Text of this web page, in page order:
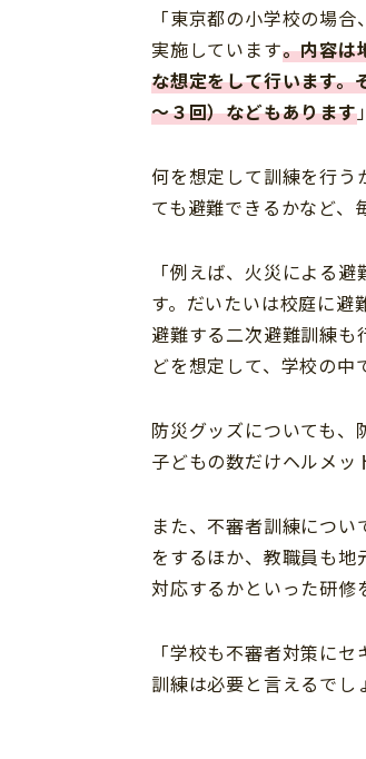
「東京都の小学校の場
実施しています。内容は
な想定をして行います。
～３回）などもあります
何を想定して訓練を行う
ても避難できるかなど、
「例えば、火災による
す。だいたいは校庭に避
避難する二次避難訓練も
どを想定して、学校の中
防災グッズについても、
子どもの数だけヘルメッ
また、不審者訓練につ
をするほか、教職員も地
対応するかといった研修
「学校も不審者対策に
訓練は必要と言えるでし